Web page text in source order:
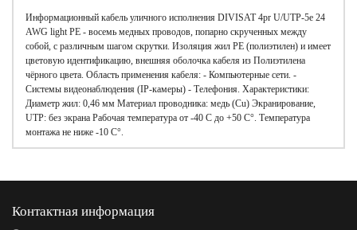
Информационный кабель уличного исполнения DIVISAT 4pr U/UTP-5e 24
AWG light PE - восемь медных проводов, попарно скрученных между
собой, с различным шагом скрутки. Изоляция жил РЕ (полиэтилен) и имеет
цветовую идентификацию, внешняя оболочка кабеля из Полиэтилена
чёрного цвета. Область применения кабеля: - Компьютерные сети. -
Системы видеонаблюдения (IP-камеры) - Телефония. Характеристики:
Диаметр жил: 0,46 мм Материал проводника: медь (Cu) Экранирование,
UTP: без экрана Рабочая температура от -40 С до +50 C°. Температура
монтажа не ниже -10 С°.
Контактная информация